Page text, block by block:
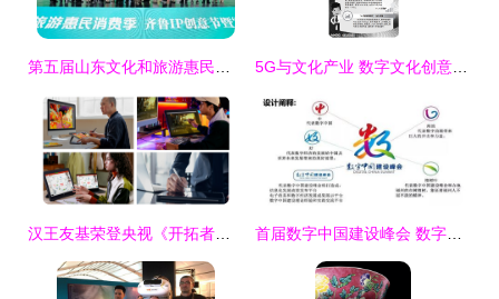
第五届山东文化和旅游惠民消费季齐鲁IP创意节亮相文旅博览会，数字文创引领未来 5G与文化产业 数字文化创意内容应用服务的崭新篇章
汉王友基荣登央视《开拓者》 以创新绘写科技，致敬创意的力量 首届数字中国建设峰会 数字文化创意内容应用服务的时代启航